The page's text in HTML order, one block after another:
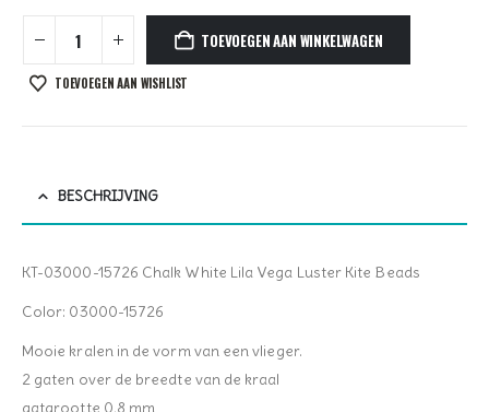
TOEVOEGEN AAN WINKELWAGEN
TOEVOEGEN AAN WISHLIST
BESCHRIJVING
KT-03000-15726 Chalk White Lila Vega Luster Kite Beads
Color: 03000-15726
Mooie kralen in de vorm van een vlieger.
2 gaten over de breedte van de kraal
gatgrootte 0,8 mm